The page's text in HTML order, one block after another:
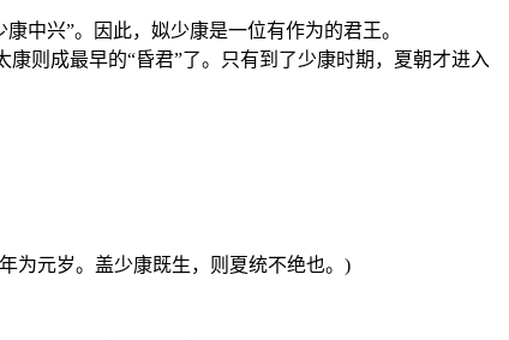
中兴”。因此，姒少康是一位有作为的君王。
则成最早的“昏君”了。只有到了少康时期，夏朝才进入
为元岁。盖少康既生，则夏统不绝也。)